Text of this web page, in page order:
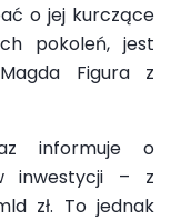
o jej kurczące
pokoleń, jest
Figura z
informuje o
inwestycji – z
zł. To jednak